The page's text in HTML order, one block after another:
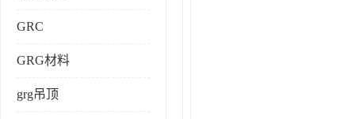
GRC
GRG材料
grg吊顶